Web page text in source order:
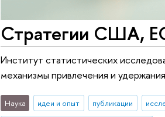
Стратегии США,
Институт статистических
механизмы привлечения и
Наука идеи и опыт публикации